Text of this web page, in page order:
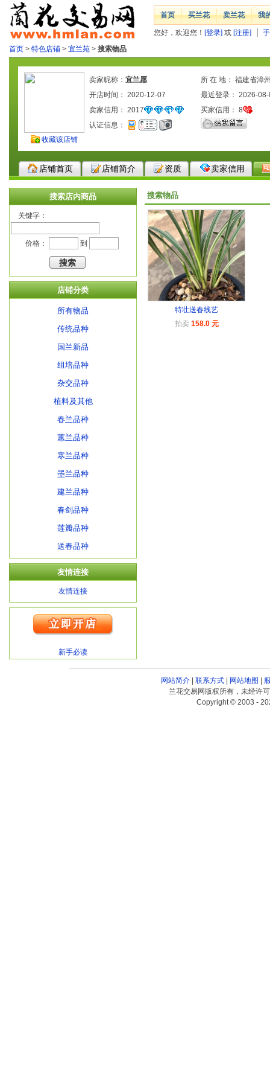
首页 买兰花 卖兰花 我
您好，欢迎您！ [登录] 或 [注册]
首页 > 特色店铺 > 宜兰苑 > 搜索物品
收藏该店铺
卖家昵称： 宜兰愿
所 在 地： 福建省漳
开店时间： 2020-12-07
最近登录： 2026-
卖家信用： 2017 买家信用： 8
认证信息：
店铺首页 店铺简介 资质 卖家信用
搜索店内商品
关键字：
价格： 到
店铺分类
所有物品
传统品种
国兰新品
组培品种
杂交品种
植料及其他
春兰品种
蕙兰品种
寒兰品种
墨兰品种
建兰品种
春剑品种
莲瓣品种
送春品种
友情连接
友情连接
新手必读
搜索物品
特壮送春线艺
拍卖 158.0 元
网站简介| 联系方式| 网站地图 |
兰花交易网版权所有，未经许
Copyright © 2003 -